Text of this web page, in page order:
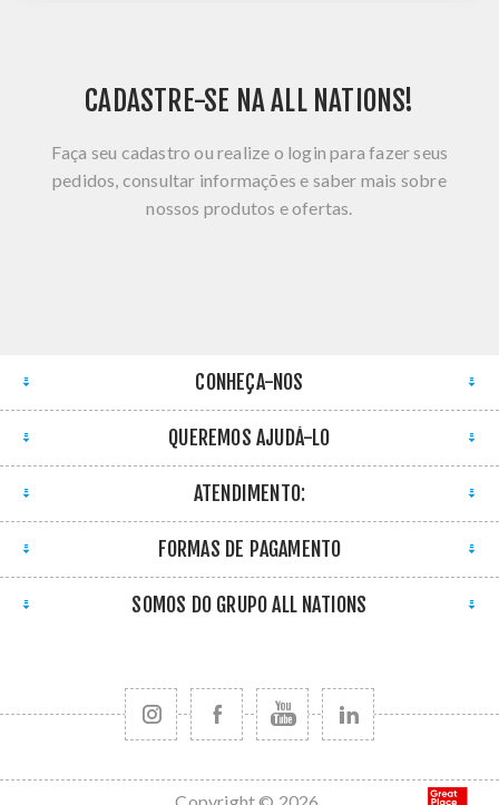
CADASTRE-SE NA ALL NATIONS!
Faça seu cadastro ou realize o login para fazer seus
pedidos, consultar informações e saber mais sobre
nossos produtos e ofertas.
CONHEÇA-NOS
QUEREMOS AJUDÁ-LO
ATENDIMENTO:
FORMAS DE PAGAMENTO
SOMOS DO GRUPO ALL NATIONS